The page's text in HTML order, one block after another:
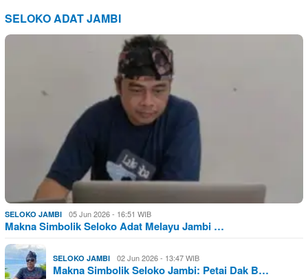
SELOKO ADAT JAMBI
SELOKO JAMBI 05 Jun 2026 - 16:51 WIB
Makna Simbolik Seloko Adat Melayu Jambi …
SELOKO JAMBI 02 Jun 2026 - 13:47 WIB
Makna Simbolik Seloko Jambi: Petai Dak B…